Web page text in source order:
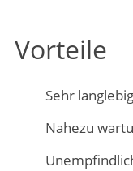
Vorteile
Sehr
Nahezu